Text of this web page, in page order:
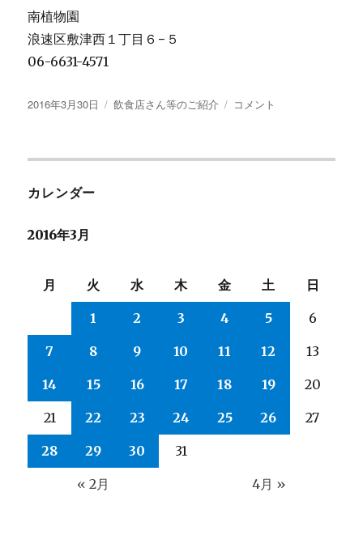
南植物園
浪速区敷津西１丁目６−５
06-6631-4571
投
2016年3月30日
カ
リ
飲食店さん等のご紹介
南
園…
コメント
カレンダー
2016年3月
月 火 水 木 金 土 日
« 2月 4月 »
1 2 3 4 5 6
7 8 9 10 11 12 13
14 15 16 17 18 19 20
21 22 23 24 25 26 27
28 29 30 31